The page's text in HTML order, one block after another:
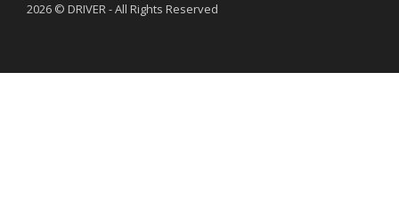
2026 © DRIVER - All Rights Reserved